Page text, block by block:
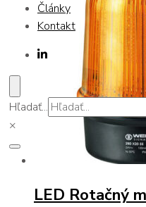
Články
Kontakt
Hľadať...
×
LED Rotačný